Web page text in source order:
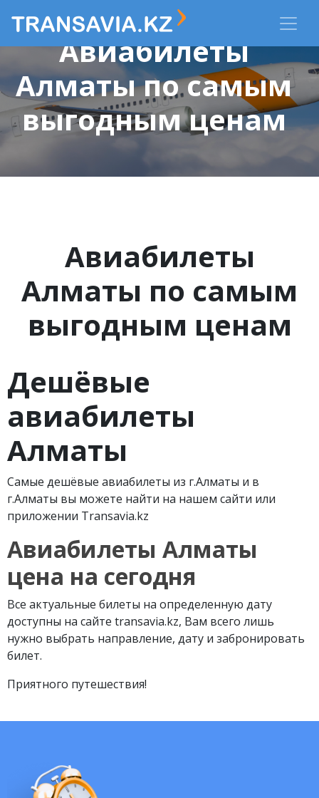
Авиабилеты
Алматы по самым
выгодным ценам
Авиабилеты
Алматы по самым
выгодным ценам
Дешёвые
авиабилеты
Алматы
Самые дешёвые авиабилеты из г.Алматы и в
г.Алматы вы можете найти на нашем сайти или
приложении Transavia.kz
Авиабилеты Алматы
цена на сегодня
Все актуальные билеты на определенную дату
доступны на сайте transavia.kz, Вам всего лишь
нужно выбрать направление, дату и забронировать
билет.
Приятного путешествия!